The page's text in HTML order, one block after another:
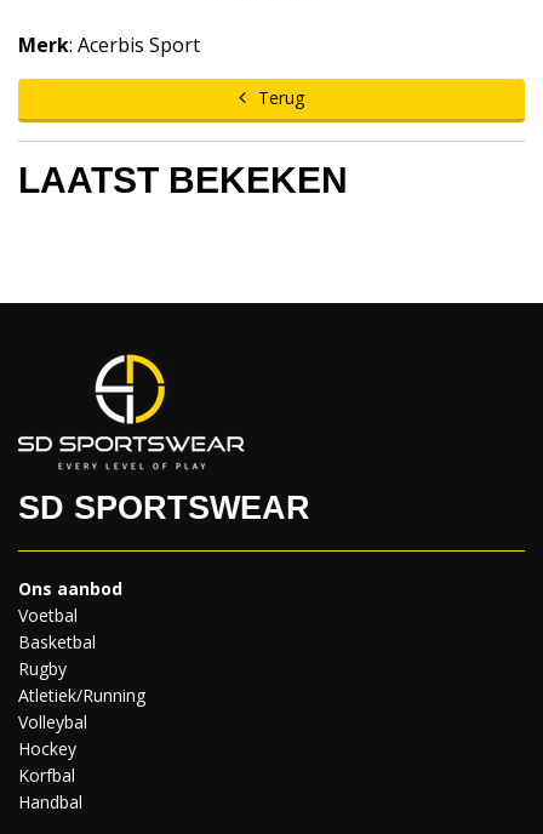
Merk: Acerbis Sport
Terug
LAATST BEKEKEN
SD SPORTSWEAR
Ons aanbod
Voetbal
Basketbal
Rugby
Atletiek/Running
Volleybal
Hockey
Korfbal
Handbal